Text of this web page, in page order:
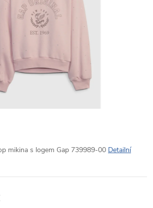
mikina s logem Gap 739989-00 Detailní